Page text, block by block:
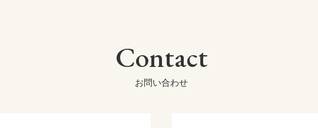
Contact
お問い合わせ